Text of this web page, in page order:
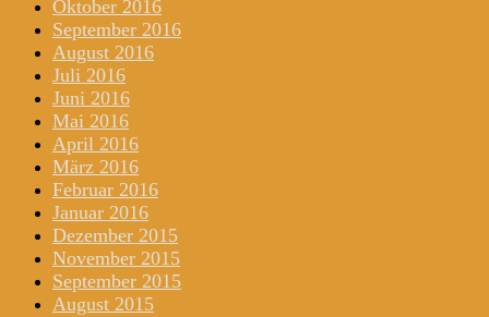
Oktober 2016
September 2016
August 2016
Juli 2016
Juni 2016
Mai 2016
April 2016
März 2016
Februar 2016
Januar 2016
Dezember 2015
November 2015
September 2015
August 2015